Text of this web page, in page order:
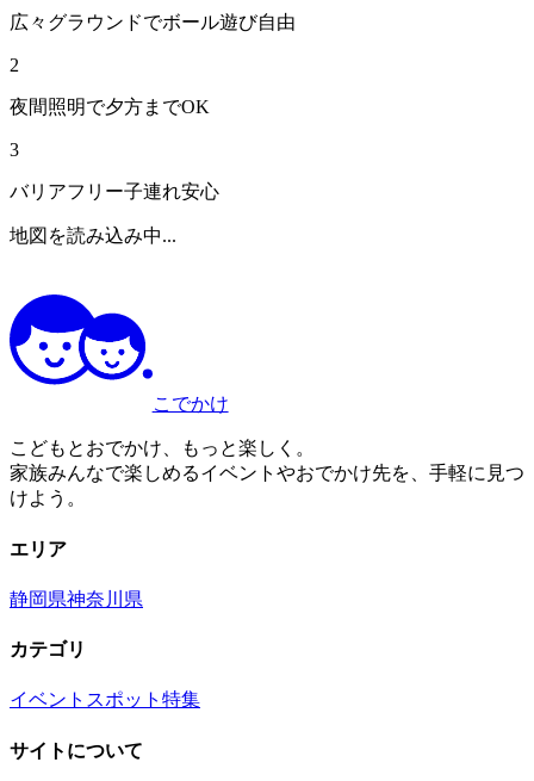
広々グラウンドでボール遊び自由
2
夜間照明で夕方までOK
3
バリアフリー子連れ安心
地図を読み込み中...
こでかけ
こどもとおでかけ、もっと楽しく。
家族みんなで楽しめるイベントやおでかけ先を、手軽に見つ
けよう。
エリア
静岡県神奈川県
カテゴリ
イベント スポット 特集
サイトについて